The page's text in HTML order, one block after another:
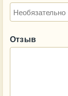
Отзыв